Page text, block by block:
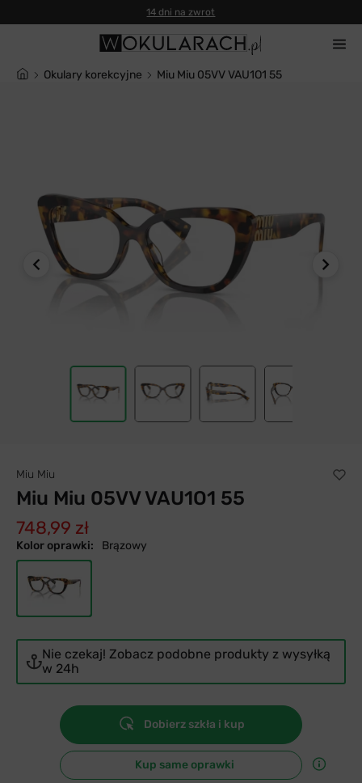
14 dni na zwrot
Okulary korekcyjne Miu Miu 05VV VAU1O1 55
Miu Miu
Miu Miu 05VV VAU1O1 55
748,99 zł
Kolor oprawki: Brązowy
Nie czekaj! Zobacz podobne produkty z wysyłką
w 24h
Dobierz szkła i kup
Kup same oprawki